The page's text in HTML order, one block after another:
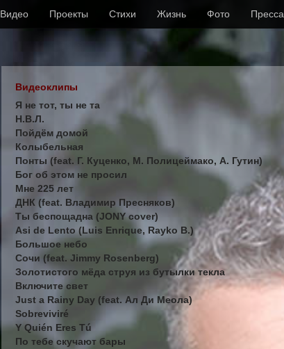
Видео Проекты Стихи Жизнь Фото Пресса
Видеоклипы
Я не тот, ты не та
Н.В.Л.
Пойдём домой
Колыбельная
Понты (feat. Г. Куценко, М. Полицеймако, А. Гутин)
Бог об этом не просил
Мне 225 лет
ДНК (feat. Владимир Пресняков)
Ты беспощадна (JONY cover)
Asi de Lento (Luis Enrique, Rayko B.)
Большое небо
Сочи (feat. Jimmy Rosenberg)
Золотистого мёда струя из бутылки текла
Включите свет
Just a Rainy Day (feat. Ал Ди Меола)
Sobreviviré
Y Quién Eres Tú
По тебе скучают бары